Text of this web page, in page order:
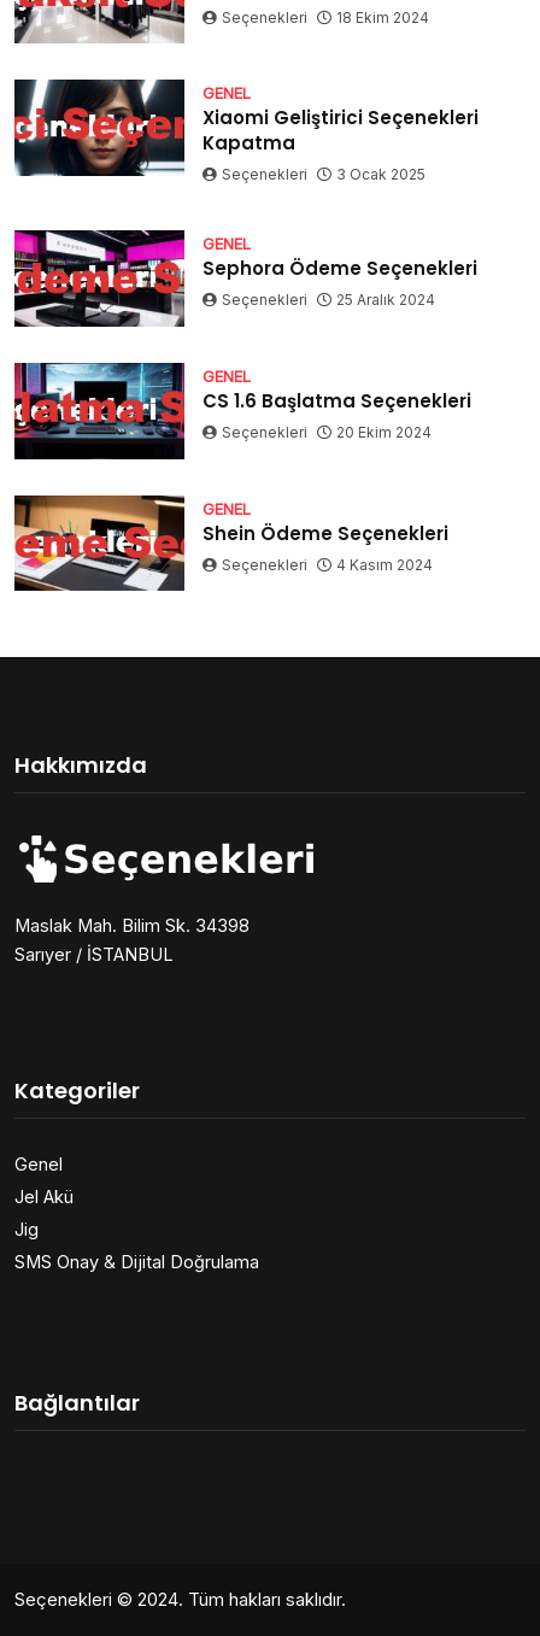
Seçenekleri 18 Ekim 2024
GENEL
Xiaomi Geliştirici Seçenekleri
Kapatma
Seçenekleri 3 Ocak 2025
GENEL
Sephora Ödeme Seçenekleri
Seçenekleri 25 Aralık 2024
GENEL
CS 1.6 Başlatma Seçenekleri
Seçenekleri 20 Ekim 2024
GENEL
Shein Ödeme Seçenekleri
Seçenekleri 4 Kasım 2024
Hakkımızda
Maslak Mah. Bilim Sk. 34398
Sarıyer / İSTANBUL
Kategoriler
Genel
Jel Akü
Jig
SMS Onay & Dijital Doğrulama
Bağlantılar
Seçenekleri © 2024. Tüm hakları saklıdır.